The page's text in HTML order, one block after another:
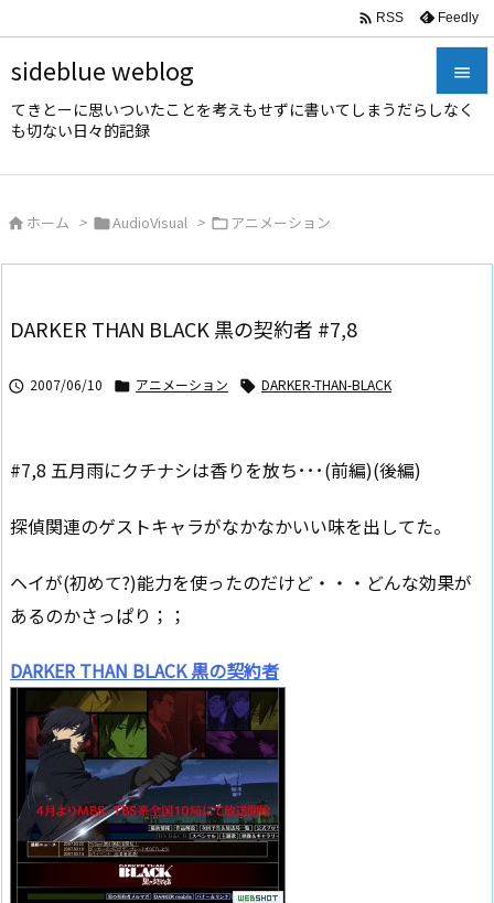
sideblue weblog
てきとーに思いついたことを考えもせずに書いてしまうだらしなく
も切ない日々的記録



 RSS Feedly
 ホーム > AudioVisual > アニメーション
DARKER THAN BLACK 黒の契約者 #7,8
 2007/06/10  アニメーション  DARKER-THAN-BLACK
#7,8 五月雨にクチナシは香りを放ち･･･(前編)(後編)
探偵関連のゲストキャラがなかなかいい味を出してた。
ヘイが(初めて?)能力を使ったのだけど・・・どんな効果が
あるのかさっぱり；；
DARKER THAN BLACK 黒の契約者